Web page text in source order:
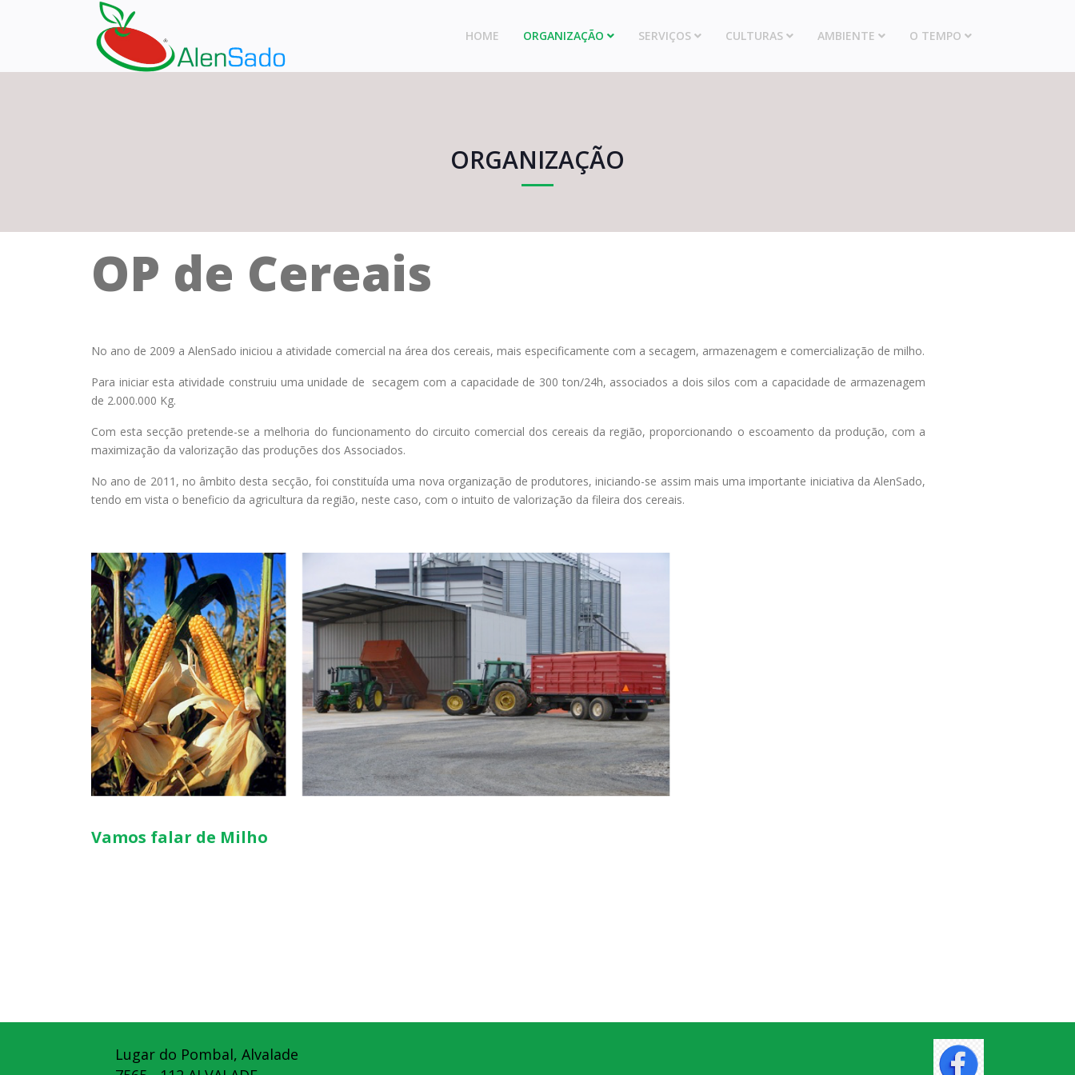
HOME ORGANIZAÇÃO SERVIÇOS CULTURAS AMBIENTE O TEMPO
ORGANIZAÇÃO
OP de Cereais
No ano de 2009 a AlenSado iniciou a atividade comercial na área dos cereais, mais especificamente com a secagem, armazenagem e comercialização de milho.
Para iniciar esta atividade construiu uma unidade de secagem com a capacidade de 300 ton/24h, associados a dois silos com a capacidade de armazenagem
de 2.000.000 Kg.
Com esta secção pretende-se a melhoria do funcionamento do circuito comercial dos cereais da região, proporcionando o escoamento da produção, com a
maximização da valorização das produções dos Associados.
No ano de 2011, no âmbito desta secção, foi constituída uma nova organização de produtores, iniciando-se assim mais uma importante iniciativa da AlenSado,
tendo em vista o beneficio da agricultura da região, neste caso, com o intuito de valorização da fileira dos cereais.
Vamos falar de Milho
Lugar do Pombal, Alvalade